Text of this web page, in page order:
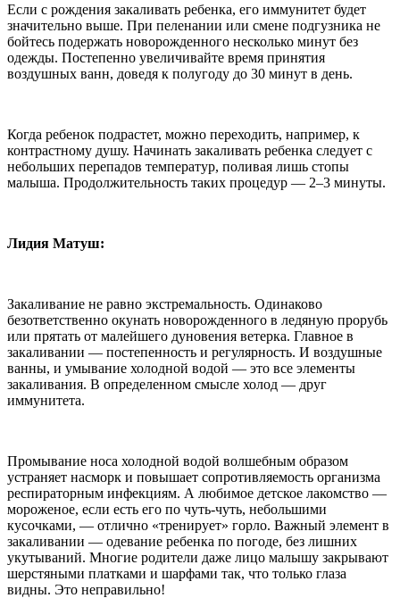
Если с рождения закаливать ребенка, его иммунитет будет
значительно выше. При пеленании или смене подгузника не
бойтесь подержать новорожденного несколько минут без
одежды. Постепенно увеличивайте время принятия
воздушных ванн, доведя к полугоду до 30 минут в день.
Когда ребенок подрастет, можно переходить, например, к
контрастному душу. Начинать закаливать ребенка следует с
небольших перепадов температур, поливая лишь стопы
малыша. Продолжительность таких процедур — 2–3 минуты.
Лидия Матуш:
Закаливание не равно экстремальность. Одинаково
безответственно окунать новорожденного в ледяную прорубь
или прятать от малейшего дуновения ветерка. Главное в
закаливании — постепенность и регулярность. И воздушные
ванны, и умывание холодной водой — это все элементы
закаливания. В определенном смысле холод — друг
иммунитета.
Промывание носа холодной водой волшебным образом
устраняет насморк и повышает сопротивляемость организма
респираторным инфекциям. А любимое детское лакомство —
мороженое, если есть его по чуть-чуть, небольшими
кусочками, — отлично «тренирует» горло. Важный элемент в
закаливании — одевание ребенка по погоде, без лишних
укутываний. Многие родители даже лицо малышу закрывают
шерстяными платками и шарфами так, что только глаза
видны. Это неправильно!